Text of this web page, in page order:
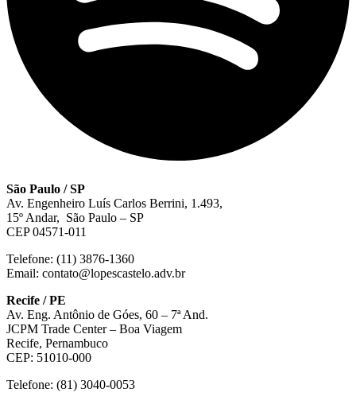
São Paulo / SP
Av. Engenheiro Luís Carlos Berrini, 1.493,
15º Andar, São Paulo – SP
CEP 04571-011
Telefone: (11) 3876-1360
Email: contato@lopescastelo.adv.br
Recife / PE
Av. Eng. Antônio de Góes, 60 – 7ª And.
JCPM Trade Center – Boa Viagem
Recife, Pernambuco
CEP: 51010-000
Telefone: (81) 3040-0053